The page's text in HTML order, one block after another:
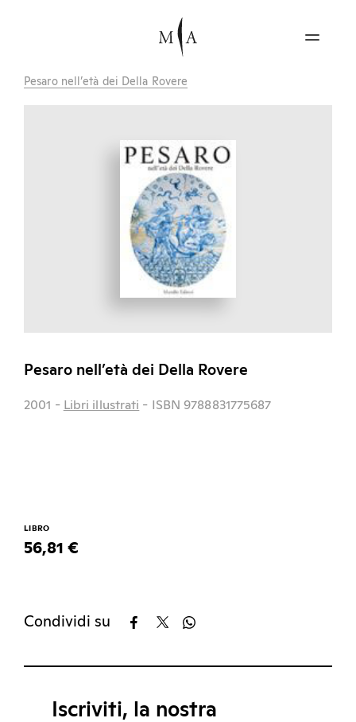
Pesaro nell’età dei Della Rovere
Pesaro nell’età dei Della Rovere
2001 - Libri illustrati - ISBN 9788831775687
LIBRO
56,81 €
Condividi su
Iscriviti, la nostra